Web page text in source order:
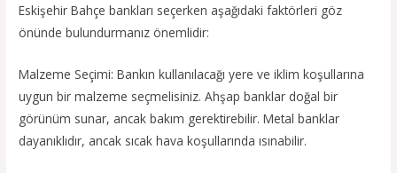
Eskişehir Bahçe bankları seçerken aşağıdaki faktörleri göz
önünde bulundurmanız önemlidir:
Malzeme Seçimi: Bankın kullanılacağı yere ve iklim koşullarına
uygun bir malzeme seçmelisiniz. Ahşap banklar doğal bir
görünüm sunar, ancak bakım gerektirebilir. Metal banklar
dayanıklıdır, ancak sıcak hava koşullarında ısınabilir.